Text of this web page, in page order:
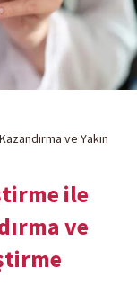
ve Yakın
ile
ve